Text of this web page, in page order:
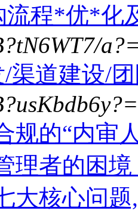
流程*优*化
/渠道建设/
规的“内审
理者的困境
大核心问